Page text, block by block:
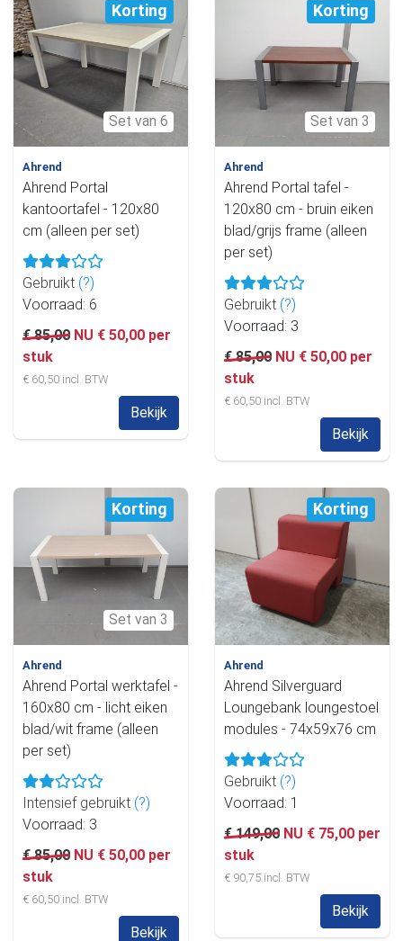
Korting
Set van 6
Ahrend
Ahrend Portal
kantoortafel - 120x80
cm (alleen per set)
Gebruikt (?)
Voorraad: 6
€ 85,00 NU € 50,00 per
stuk
€ 60,50 incl. BTW
Bekijk
Korting
Set van 3
Ahrend
Ahrend Portal tafel -
120x80 cm - bruin eiken
blad/grijs frame (alleen
per set)
Gebruikt (?)
Voorraad: 3
€ 85,00 NU € 50,00 per
stuk
€ 60,50 incl. BTW
Bekijk
Korting
Set van 3
Ahrend
Ahrend Portal werktafel -
160x80 cm - licht eiken
blad/wit frame (alleen
per set)
Intensief gebruikt (?)
Voorraad: 3
€ 85,00 NU € 50,00 per
stuk
€ 60,50 incl. BTW
Bekijk
Korting
Ahrend
Ahrend Silverguard
Loungebank loungestoel
modules - 74x59x76 cm
Gebruikt (?)
Voorraad: 1
€ 149,00 NU € 75,00 per
stuk
€ 90,75 incl. BTW
Bekijk